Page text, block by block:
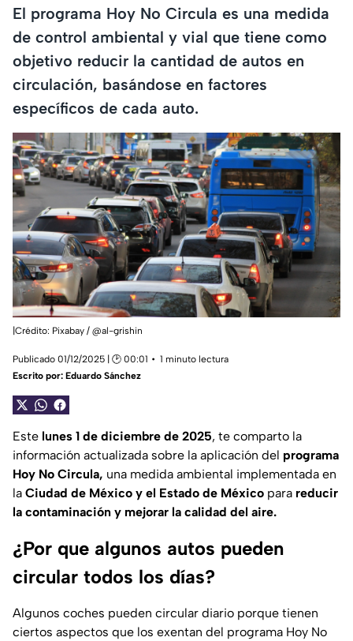
El programa Hoy No Circula es una medida
de control ambiental y vial que tiene como
objetivo reducir la cantidad de autos en
circulación, basándose en factores
específicos de cada auto.
|Crédito: Pixabay / @al-grishin
Publicado 01/12/2025 | 🕑 00:01
1 minuto lectura
Escrito por: Eduardo Sánchez
Este lunes 1 de diciembre de 2025, te comparto la
información actualizada sobre la aplicación del programa
Hoy No Circula, una medida ambiental implementada en
la Ciudad de México y el Estado de México para reducir
la contaminación y mejorar la calidad del aire.
¿Por que algunos autos pueden
circular todos los días?
Algunos coches pueden circular diario porque tienen
ciertos aspectos que los exentan del programa Hoy No